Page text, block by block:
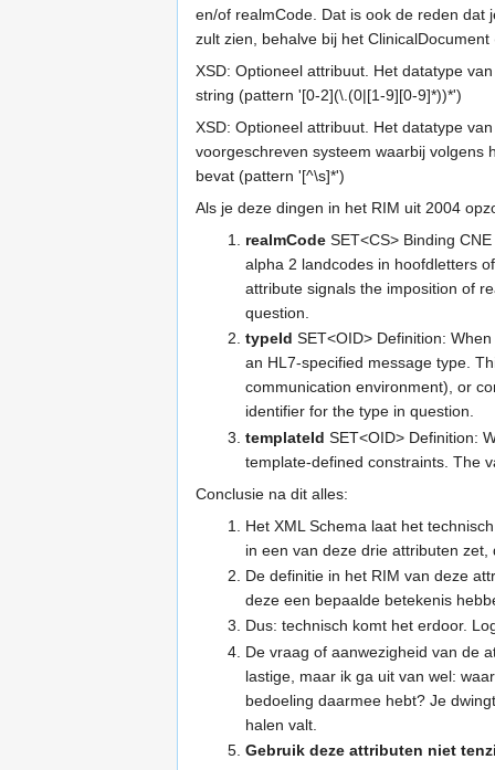
en/of realmCode. Dat is ook de reden dat
zult zien, behalve bij het ClinicalDocument
XSD: Optioneel attribuut. Het datatype
string (pattern '[0-2](\.(0|[1-9][0-9]*))*')
XSD: Optioneel attribuut. Het datatype
voorgeschreven systeem waarbij volgens
bevat (pattern '[^\s]*')
Als je deze dingen in het RIM uit 2004
realmCodeSET<CS> Binding
alpha 2 landcodes in hoofdletters
attribute signals the imposition of
question.
typeId SET<OID> Definition:
an HL7-specified message type.
communication environment), or
identifier for the type in question.
templateId SET<OID> Definition:
template-defined constraints. The
Conclusie na dit alles:
Het XML Schema laat het
in een van deze drie attributen zet,
De definitie in het RIM van deze
deze een bepaalde betekenis
Dus: technisch komt het erdoor.
De vraag of aanwezigheid van de
lastige, maar ik ga uit van wel:
bedoeling daarmee hebt? Je
halen valt.
Gebruik deze attributen niet